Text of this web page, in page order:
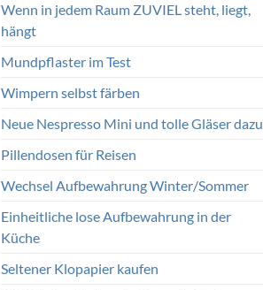
Wenn in jedem Raum ZUVIEL steht, liegt,
hängt
Mundpflaster im Test
Wimpern selbst färben
Neue Nespresso Mini und tolle Gläser dazu
Pillendosen für Reisen
Wechsel Aufbewahrung Winter/Sommer
Einheitliche lose Aufbewahrung in der
Küche
Seltener Klopapier kaufen